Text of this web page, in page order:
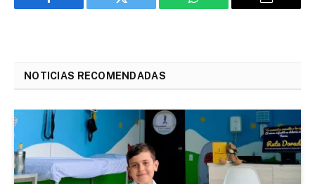
Facebook Twitter WhatsApp Email
NOTICIAS RECOMENDADAS